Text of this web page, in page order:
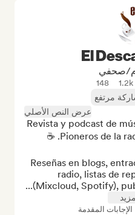
El
صحفي
1.2k
148
مرتفع
عرض النص الأصلي
Revista y podcast de
Reseñas en blogs,
radio, listas de
(Mixcloud, Spotify),
الإجابات المقدمة